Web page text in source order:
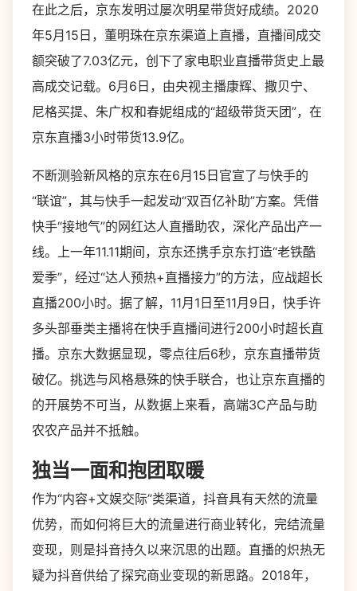
在此之后，京东发明过屡次明星带货好成绩。2020
年5月15日，董明珠在京东渠道上直播，直播间成交
额突破了7.03亿元，创下了家电职业直播带货史上最
高成交记载。6月6日，由央视主播康辉、撒贝宁、
尼格买提、朱广权和春妮组成的“超级带货天团”，在
京东直播3小时带货13.9亿。
不断测验新风格的京东在6月15日官宣了与快手的
“联谊”，其与快手一起发动“双百亿补助”方案。凭借
快手“接地气”的网红达人直播助农，深化产品出产一
线。上一年11.11期间，京东还携手京东打造“老铁酷
爱季”，经过“达人预热+直播接力”的方法，应战超长
直播200小时。据了解，11月1日至11月9日，快手许
多头部垂类主播将在快手直播间进行200小时超长直
播。京东大数据显现，零点往后6秒，京东直播带货
破亿。挑选与风格悬殊的快手联合，也让京东直播的
的开展势不可当，从数据上来看，高端3C产品与助
农农产品并不抵触。
独当一面和抱团取暖
作为“内容+文娱交际”类渠道，抖音具有天然的流量
优势，而如何将巨大的流量进行商业转化，完结流量
变现，则是抖音持久以来沉思的出题。直播的炽热无
疑为抖音供给了探究商业变现的新思路。2018年，